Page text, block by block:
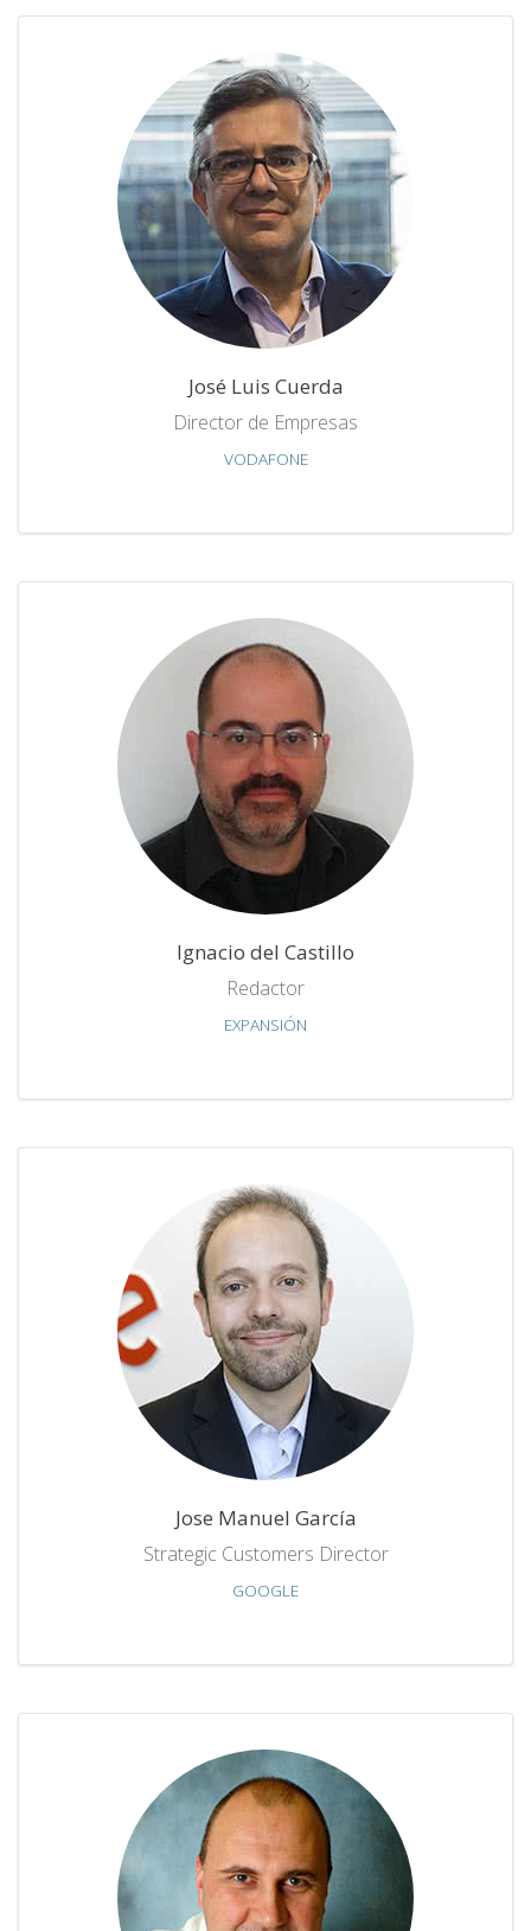
José Luis Cuerda
Director de Empresas
VODAFONE
Ignacio del Castillo
Redactor
EXPANSIÓN
Jose Manuel García
Strategic Customers Director
GOOGLE